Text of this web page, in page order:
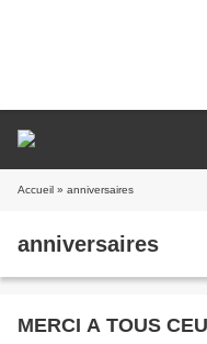
Accueil » anniversaires
anniversaires
MERCI A TOUS